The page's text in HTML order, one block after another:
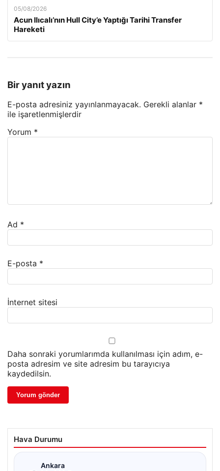
05/08/2026
Acun Ilıcalı’nın Hull City’e Yaptığı Tarihi Transfer
Hareketi
Bir yanıt yazın
E-posta adresiniz yayınlanmayacak. Gerekli alanlar *
ile işaretlenmişlerdir
Yorum *
Ad *
E-posta *
İnternet sitesi
Daha sonraki yorumlarımda kullanılması için adım, e-
posta adresim ve site adresim bu tarayıcıya
kaydedilsin.
Hava Durumu
Ankara